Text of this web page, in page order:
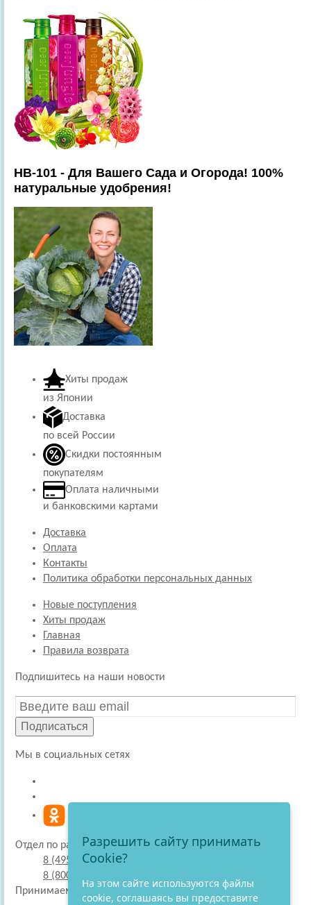
HB-101 - Для Вашего Сада и Огорода! 100%
натуральные удобрения!
Хиты продаж
из Японии
Доставка
по всей России
Скидки постоянным
покупателям
Оплата наличными
и банковскими картами
Доставка
Оплата
Контакты
Политика обработки персональных данных
Новые поступления
Хиты продаж
Главная
Правила возврата
Подпишитесь на наши новости
Подписаться
Мы в социальных сетях
Отдел по работе с покупателями
8 (495) 220-51-30
8 (800) 707-27-19
Принимаем к оплате
Разрешить сайту принимать
Cookie?
На этом сайте используются файлы
cookie, соглашаясь вы предоставите